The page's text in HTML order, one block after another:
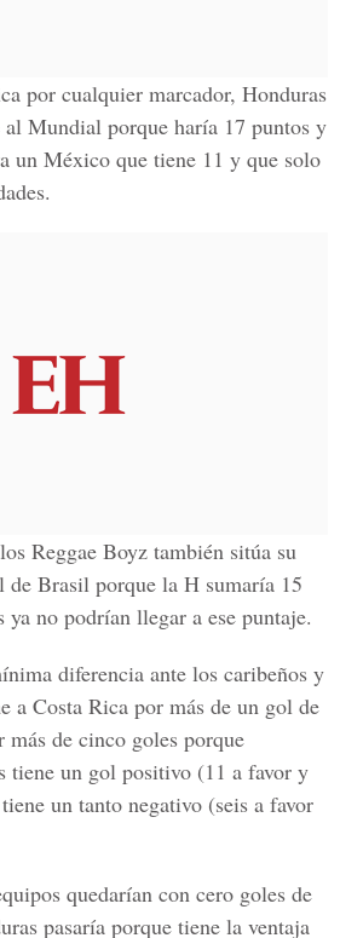
por cualquier marcador, Honduras
Mundial porque haría 17 puntos y
un México que tiene 11 y que solo
Reggae Boyz también sitúa su
Brasil porque la H sumaría 15
ya no podrían llegar a ese puntaje.
diferencia ante los caribeños y
a Costa Rica por más de un gol de
de cinco goles porque
tiene un gol positivo (11 a favor y
un tanto negativo (seis a favor
quedarían con cero goles de
pasaría porque tiene la ventaja